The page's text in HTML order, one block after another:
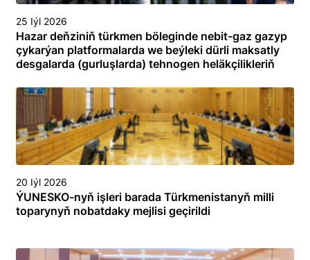
25 Iýl 2026
Hazar deňziniň türkmen böleginde nebit-gaz gazyp
çykarýan platformalarda we beýleki dürli maksatly
desgalarda (gurluşlarda) tehnogen heläkçilikleriň
toplumlaýyn türgenleşik okuwy
20 Iýl 2026
ÝUNESKO-nyň işleri barada Türkmenistanyň milli
toparynyň nobatdaky mejlisi geçirildi